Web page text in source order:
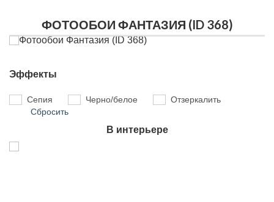
ФОТООБОИ ФАНТАЗИЯ (ID 368)
Эффекты
Сепия Черно/белое
Отзеркалить
Сбросить
В интерьере